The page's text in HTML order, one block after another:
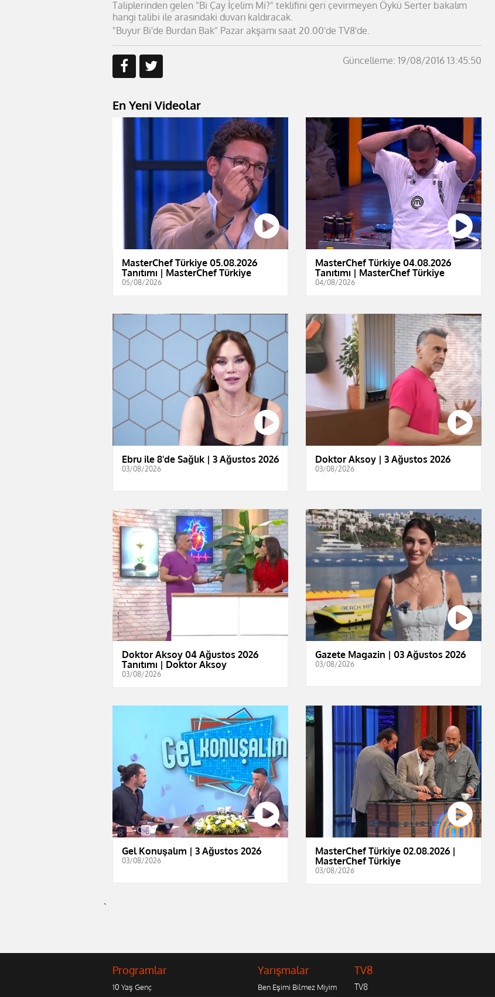
Taliplerinden gelen "Bi Çay İçelim Mi?" teklifini geri çevirmeyen Öykü Serter bakalım
hangi talibi ile arasındaki duvarı kaldıracak.
"Buyur Bi'de Burdan Bak" Pazar akşamı saat 20.00'de TV8'de.
Güncelleme: 19/08/2016 13:45:50
En Yeni Videolar
MasterChef Türkiye 05.08.2026
Tanıtımı | MasterChef Türkiye
05/08/2026
MasterChef Türkiye 04.08.2026
Tanıtımı | MasterChef Türkiye
04/08/2026
Ebru ile 8'de Sağlık | 3 Ağustos 2026
03/08/2026
Doktor Aksoy | 3 Ağustos 2026
03/08/2026
Doktor Aksoy 04 Ağustos 2026
Tanıtımı | Doktor Aksoy
03/08/2026
Gazete Magazin | 03 Ağustos 2026
03/08/2026
Gel Konuşalım | 3 Ağustos 2026
03/08/2026
MasterChef Türkiye 02.08.2026 |
MasterChef Türkiye
03/08/2026
`
Programlar
10 Yaş Genç
Yarışmalar
Ben Eşimi Bilmez Miyim
TV8
TV8